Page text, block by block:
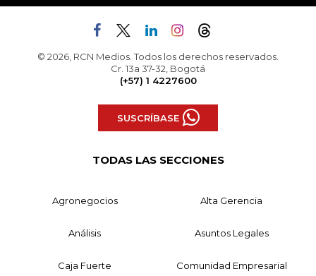
© 2026, RCN Medios. Todos los derechos reservados.
Cr. 13a 37-32, Bogotá
(+57) 1 4227600
SUSCRÍBASE
TODAS LAS SECCIONES
Agronegocios Alta Gerencia
Análisis Asuntos Legales
Caja Fuerte Comunidad Empresarial